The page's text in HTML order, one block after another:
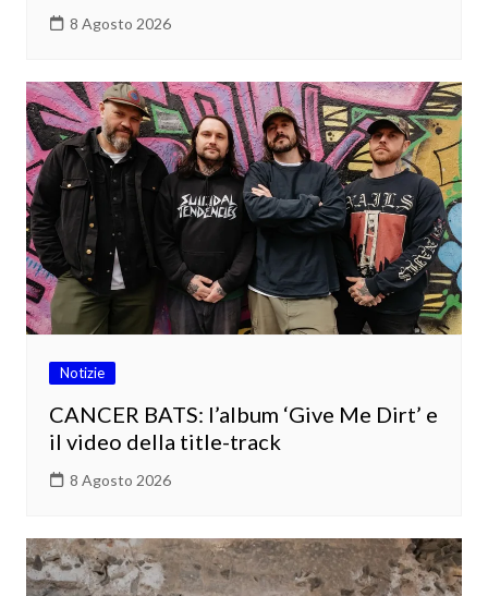
8 Agosto 2026
Notizie
CANCER BATS: l’album ‘Give Me Dirt’ e
il video della title-track
8 Agosto 2026